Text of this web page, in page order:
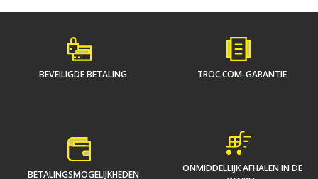
BEVEILIGDE BETALING TROC.COM-GARANTIE
BETALINGSMOGELIJKHEDEN
ONMIDDELLIJK AFHALEN IN DE